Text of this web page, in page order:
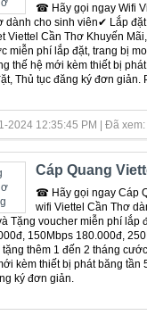
☎ Hãy gọi ngay Wifi
dành cho sinh viên✔ Lắp
Viettel Cần Thơ Khuyến
miễn phí lắp đặt, trang bị
thế hệ mới kèm thiết bị
Thủ tục đăng ký đơn
2024 12:35:45 PM | Đã
Cáp Quang
☎ Hãy gọi ngay Cáp
wifi Viettel Cần Thơ
Tặng voucher miễn phí lắp
150Mbps 180.000đ,
thêm 1 đến 2 tháng
kèm thiết bị phát băng
ký đơn giản.